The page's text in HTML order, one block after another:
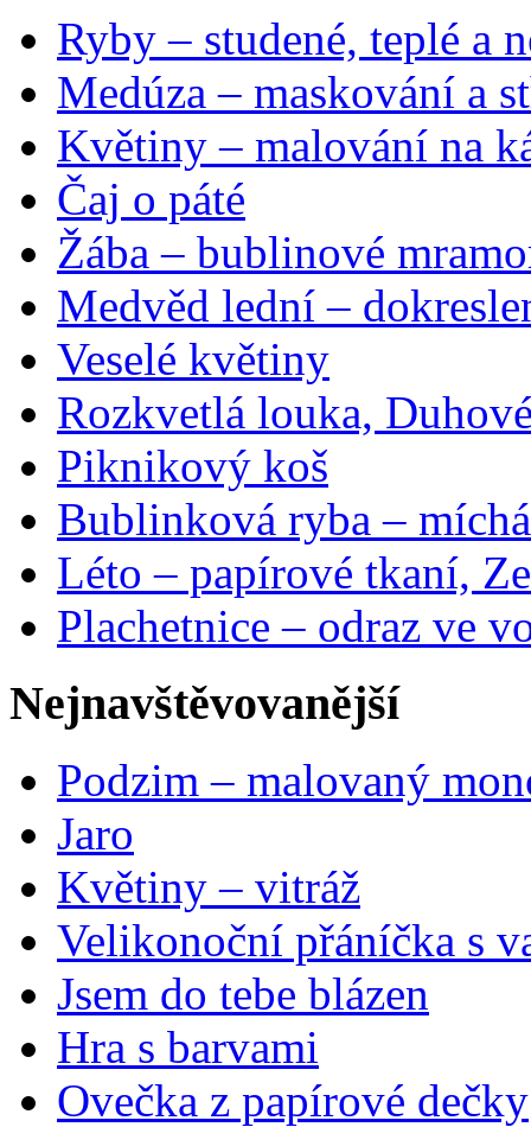
Ryby – studené, teplé a
Medúza – maskování a
Květiny – malování na
Čaj o páté
Žába – bublinové
Medvěd lední –
Veselé květiny
Rozkvetlá louka,
Piknikový koš
Bublinková ryba –
Léto – papírové tkaní,
Plachetnice – odraz ve
Nejnavštěvovanější
Podzim – malovaný
Jaro
Květiny – vitráž
Velikonoční přáníčka s
Jsem do tebe blázen
Hra s barvami
Ovečka z papírové dečky